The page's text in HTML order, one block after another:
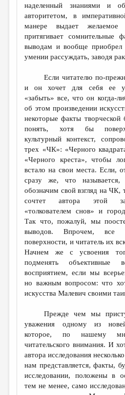
наделенный знаниями и
авторитетом, в
манере выдает желаемое
притягивает сомнительные
выводам и вообще
умении рассуждать, заводя
Если читателю по-
и он хочет для себя ее
«забыть» все, что он когда-
об этом произведении
некоторые факты творческой
понять, хотя бы
культурный контекст,
трех «ЧК»: «Черного
«Черного креста», чтобы
встало на свои места. Если,
сразу же, что
обозначим свой взгляд на ЧК,
сочтет автора этой
«толкователем снов» и
Так что, пожалуй, мы
выводов. Впрочем, все
поверхности, и читатель их
Начнем же с усвоения
подменять объективные
восприятием, если мы
но важным вопросом: что
искусства Малевич своими
Прежде чем мы
уважения одному из
которое, по нашему
читательского внимания. И
автора исследования
нам представляется, факты,
исследовании, положены в
тем не менее, само